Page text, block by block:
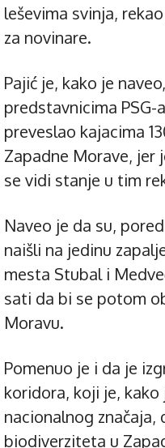
leševima svinja,
za novinare.
Pajić je, kako je
predstavnicima PSG-
preveslao kajacima
Zapadne Morave, jer
se vidi stanje u tim
Naveo je da su,
naišli na jedinu
mesta Stubal i
sati da bi se potom
Moravu.
Pomenuo je i da je
koridora, koji je, kako
nacionalnog značaja,
biodiverziteta u